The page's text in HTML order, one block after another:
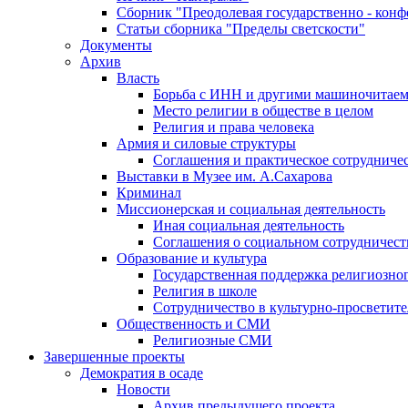
Сборник "Преодолевая государственно -
Статьи сборника "Пределы светскости"
Документы
Архив
Власть
Борьба с ИНН и другими
Место религии в обществе в целом
Религия и права человека
Армия и силовые структуры
Соглашения и практическое
Выставки в Музее им. А.Сахарова
Криминал
Миссионерская и социальная деятельность
Иная социальная деятельность
Соглашения о социальном
Образование и культура
Государственная поддержка
Религия в школе
Сотрудничество в культурно-
Общественность и СМИ
Религиозные СМИ
Завершенные проекты
Демократия в осаде
Новости